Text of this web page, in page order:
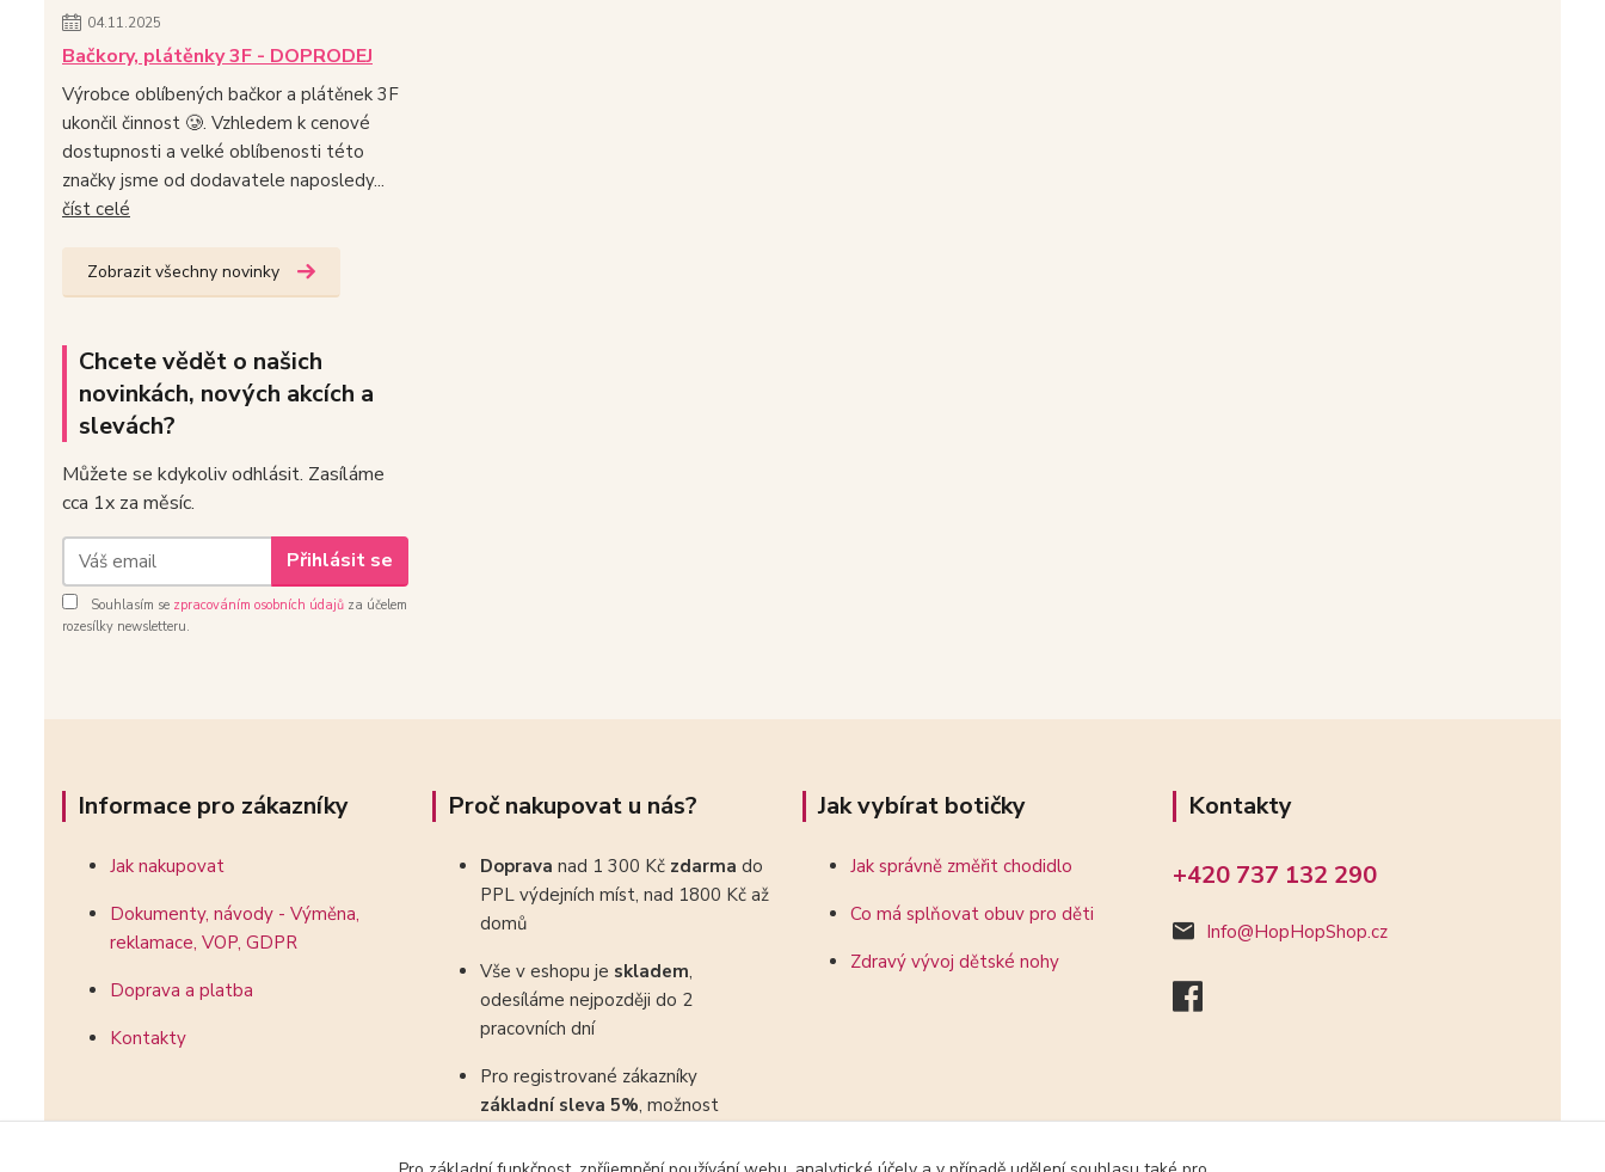
04.11.2025
Bačkory, plátěnky 3F - DOPRODEJ
Výrobce oblíbených bačkor a plátěnek 3F
ukončil činnost 🥲. Vzhledem k cenové
dostupnosti a velké oblíbenosti této
značky jsme od dodavatele naposledy...
číst celé
Zobrazit všechny novinky
Chcete vědět o našich
novinkách, nových akcích a
slevách?
Můžete se kdykoliv odhlásit. Zasíláme
cca 1x za měsíc.
Přihlásit se
Souhlasím se zpracováním osobních údajů za účelem
rozesílky newsletteru.
Informace pro zákazníky
Jak nakupovat
Dokumenty, návody - Výměna,
reklamace, VOP, GDPR
Doprava a platba
Kontakty
Proč nakupovat u nás?
Doprava nad 1 300 Kč zdarma do
PPL výdejních míst, nad 1800 Kč až
domů
Vše v eshopu je skladem,
odesíláme nejpozději do 2
pracovních dní
Pro registrované zákazníky
základní sleva 5%, možnost
Jak vybírat botičky
Jak správně změřit chodidlo
Co má splňovat obuv pro děti
Zdravý vývoj dětské nohy
Kontakty
+420 737 132 290
Info@HopHopShop.cz